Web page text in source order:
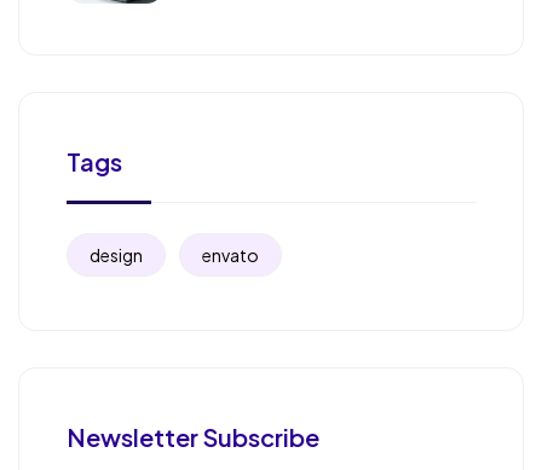
Tags
design envato
Newsletter Subscribe